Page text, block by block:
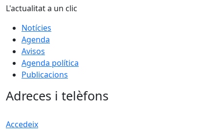
L'actualitat a un clic
Notícies
Agenda
Avisos
Agenda política
Publicacions
Adreces i telèfons
Accedeix